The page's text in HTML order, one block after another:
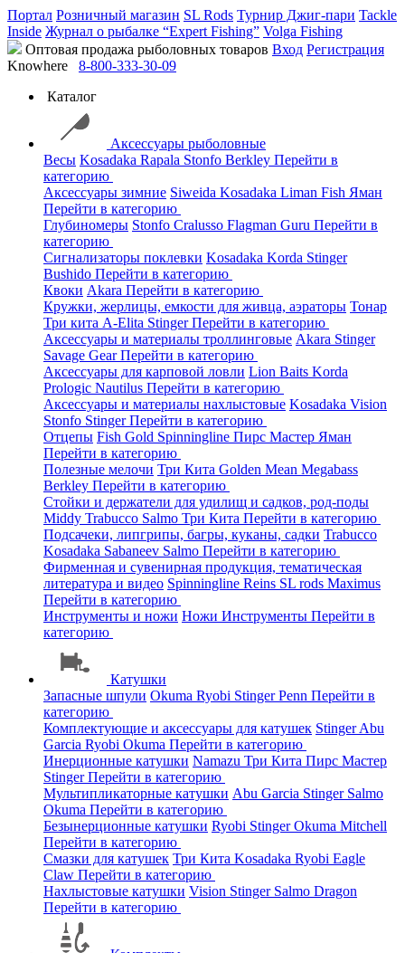
Портал Розничный магазин SL Rods Турнир Джиг-пари Tackle
Inside Журнал о рыбалке “Expert Fishing” Volga Fishing
Оптовая продажа рыболовных товаров Вход Регистрация
Knowhere
8-800-333-30-09
Каталог
Аксессуары рыболовные
Весы Kosadaka Rapala Stonfo Berkley Перейти в
категорию
Аксессуары зимние Siweida Kosadaka Liman Fish Яман
Перейти в категорию
Глубиномеры Stonfo Cralusso Flagman Guru Перейти в
категорию
Сигнализаторы поклевки Kosadaka Korda Stinger
Bushido Перейти в категорию
Квоки Akara Перейти в категорию
Кружки, жерлицы, емкости для живца, аэраторы Тонар
Три кита A-Elita StingerПерейти в категорию
Аксессуары и материалы троллинговые Akara Stinger
Savage GearПерейти в категорию
Аксессуары для карповой ловли Lion Baits Korda
Prologic Nautilus Перейти в категорию
Аксессуары и материалы нахлыстовые Kosadaka Vision
Stonfo StingerПерейти в категорию
Отцепы Fish Gold Spinningline Пирс Мастер Яман
Перейти в категорию
Полезные мелочи Три Кита Golden Mean Megabass
Berkley Перейти в категорию
Стойки и держатели для удилищ и садков, род-поды
Middy Trabucco Salmo Три Кита Перейти в категорию
Подсачеки, липгрипы, багры, куканы, садки Trabucco
Kosadaka Sabaneev Salmo Перейти в категорию
Фирменная и сувенирная продукция, тематическая
литература и видео Spinningline Reins SL rods Maximus
Перейти в категорию
Инструменты и ножи Ножи Инструменты Перейти в
категорию
Катушки
Запасные шпули Okuma Ryobi StingerPenn Перейти в
категорию
Комплектующие и аксессуары для катушек StingerAbu
Garcia Ryobi Okuma Перейти в категорию
Инерционные катушки Namazu Три Кита Пирс Мастер
StingerПерейти в категорию
Мультипликаторные катушки Abu Garcia Stinger Salmo
Okuma Перейти в категорию
Безынерционные катушки Ryobi StingerOkuma Mitchell
Перейти в категорию
Смазки для катушек Три Кита Kosadaka Ryobi Eagle
Claw Перейти в категорию
Нахлыстовые катушки Vision Stinger Salmo Dragon
Перейти в категорию